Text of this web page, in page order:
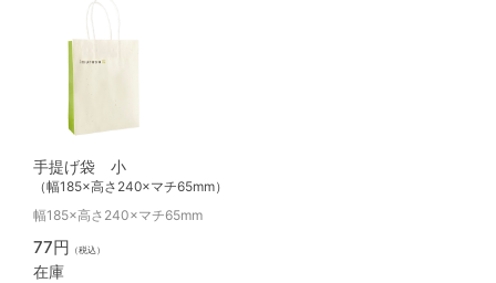
手提げ袋 小
（幅185×高さ240×マチ65mm）
幅185×高さ240×マチ65mm
77円 （税込）
在庫